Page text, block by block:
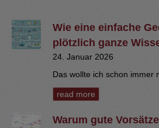
Wie eine einfache
plötzlich ganze
24. Januar 2026
Das wollte ich schon immer
read more
Warum gute